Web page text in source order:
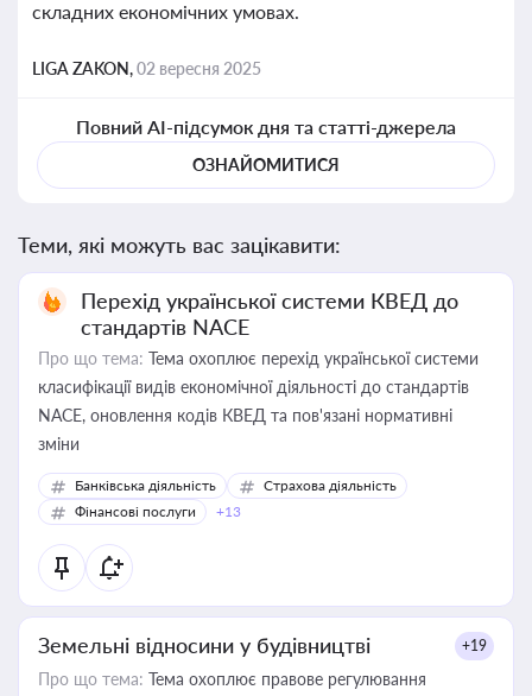
складних економічних умовах.
LIGA ZAKON,02 вересня 2025
Повний AI-підсумок дня та статті-джерела
ОЗНАЙОМИТИСЯ
Теми, які можуть вас зацікавити:
Перехід української системи КВЕД до
стандартів NACE
Про що тема: Тема охоплює перехід української системи
класифікації видів економічної діяльності до стандартів
NACE, оновлення кодів КВЕД та пов'язані нормативні
зміни
Банківська діяльність
Страхова діяльність
Фінансові послуги
+13
Земельні відносини у будівництві +19
Про що тема: Тема охоплює правове регулювання